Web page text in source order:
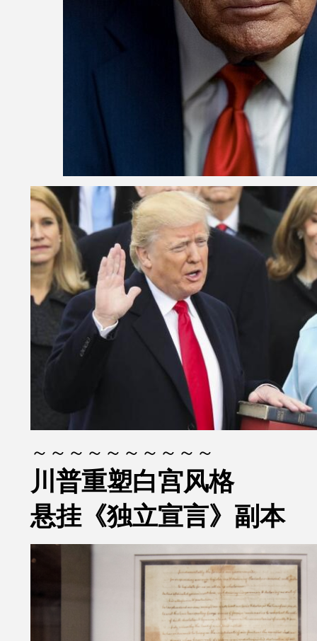
～～～～～～～～～～
川普重塑白宫风格
悬挂《独立宣言》副本